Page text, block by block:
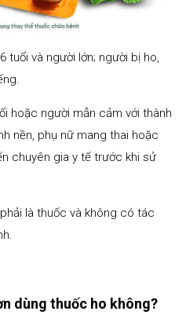
và người lớn; người bị ho,
hoặc người mẫn cảm với thành
nền, phụ nữ mang thai hoặc
chuyên gia y tế trước khi sử
là thuốc và không có tác
dùng thuốc ho không?